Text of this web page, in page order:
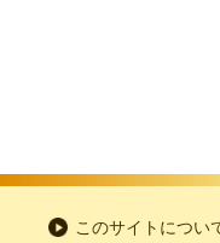
このサイトについ